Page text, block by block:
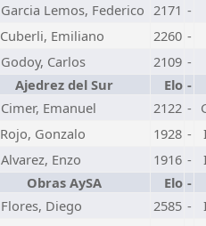
Garcia Lemos, Federico 2171 -
Cuberli, Emiliano 2260 -
Godoy, Carlos 2109 -
Ajedrez del Sur Elo -
Cimer, Emanuel 2122 -
Rojo, Gonzalo 1928 -
Alvarez, Enzo 1916 -
Obras AySA Elo -
Flores, Diego 2585 -